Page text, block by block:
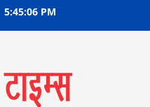
5:45:07 PM